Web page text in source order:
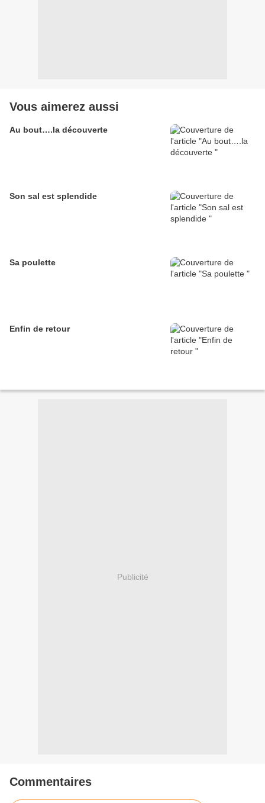
Vous aimerez aussi
Au bout….la découverte
Son sal est splendide
Sa poulette
Enfin de retour
Publicité
Commentaires